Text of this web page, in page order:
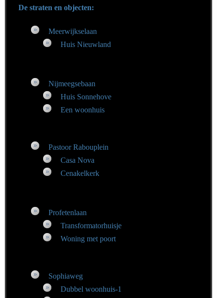
De straten en objecten:
Meerwijkselaan
Huis Nieuwland
Nijmeegsebaan
Huis Sonnehove
Een woonhuis
Pastoor Rabouplein
Casa Nova
Cenakelkerk
Profetenlaan
Transformatorhuisje
Woning met poort
Sophiaweg
Dubbel woonhuis-1